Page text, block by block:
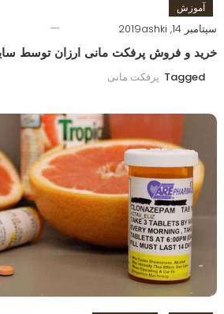
آموزش
سپتامبر 14, 2019 ashki
خرید و فروش پرفکت مانی ارزان توسط
Tagged پرفکت مانی